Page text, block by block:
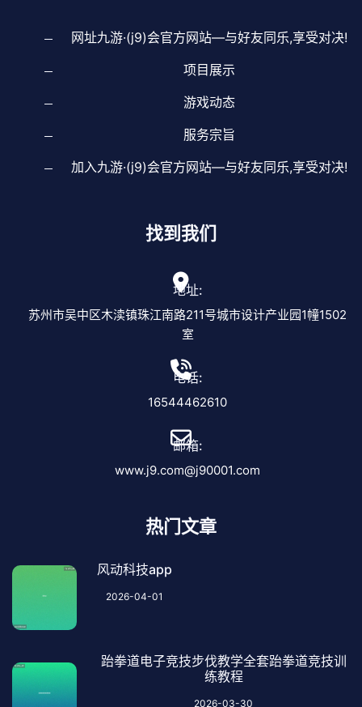
网址九游·(j9)会官方网站—与好友同乐,享受对决!
项目展示
游戏动态
服务宗旨
加入九游·(j9)会官方网站—与好友同乐,享受对决!
找到我们
地址:
苏州市吴中区木渎镇珠江南路211号城市设计产业园1幢1502
室
电话:
16544462610
邮箱:
www.j9.com@j90001.com
热门文章
风动科技app
2026-04-01
跆拳道电子竞技步伐教学全套跆拳道竞技训
练教程
2026-03-30